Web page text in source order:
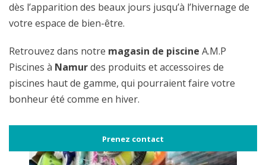
dès l’apparition des beaux jours jusqu’à l’hivernage de
votre espace de bien-être.
Retrouvez dans notre magasin de piscine A.M.P
Piscines à Namurdes produits et accessoires de
piscines haut de gamme, qui pourraient faire votre
bonheur été comme en hiver.
Prenez contact